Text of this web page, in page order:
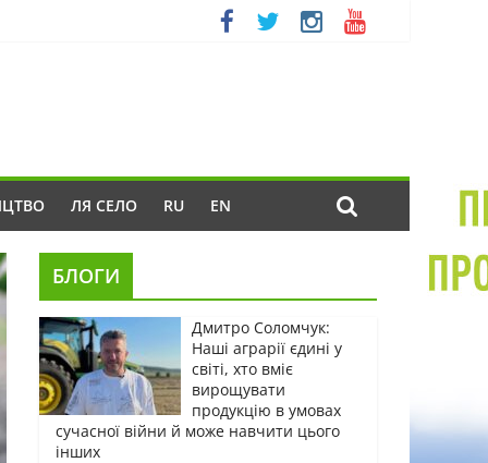
ЛЯ СЕЛО RU EN
БЛОГИ
Дмитро Соломчук:
Наші аграрії єдині у
світі, хто вміє
вирощувати
продукцію в умовах
сучасної війни й може навчити цього
інших